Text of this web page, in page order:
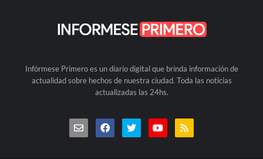
Infórmese Primero es un diario digital que brinda información de
actualidad sobre hechos de nuestra ciudad. Toda las noticias
actualizadas las 24hs.